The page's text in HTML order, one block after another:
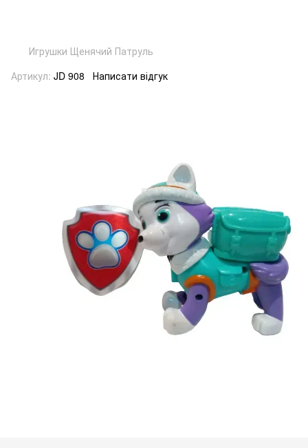
Игрушки Щенячий Патруль
Артикул: JD 908 Написати відгук